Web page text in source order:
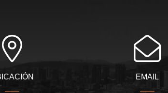
EMAIL